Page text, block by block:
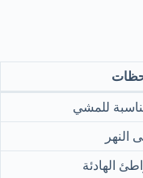
للمشي
النهر
الهادئة